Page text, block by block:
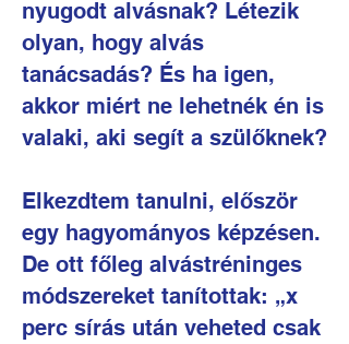
nyugodt alvásnak? Létezik
olyan, hogy alvás
tanácsadás? És ha igen,
akkor miért ne lehetnék én is
valaki, aki segít a szülőknek?
Elkezdtem tanulni, először
egy hagyományos képzésen.
De ott főleg alvástréninges
módszereket tanítottak: „x
perc sírás után veheted csak